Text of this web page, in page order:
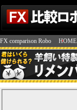
FX comparison Robo HOME